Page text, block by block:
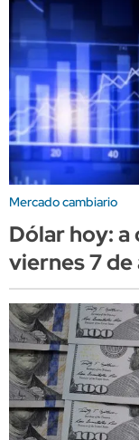
Mercado cambiario
Dólar hoy:
viernes 7